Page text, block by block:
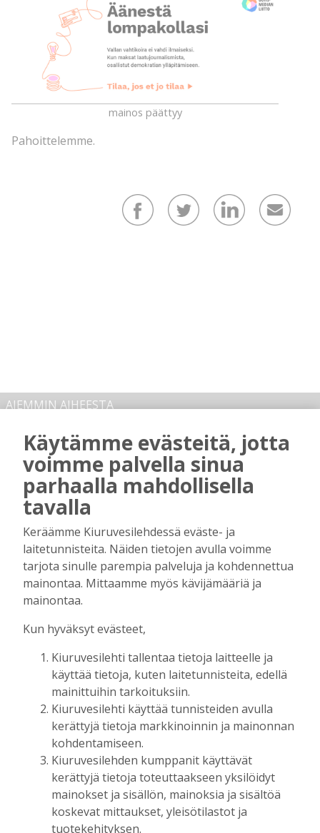
mainos päättyy
Pahoittelemme.
AIEMMIN AIHEESTA
Biokaasu, Hingunniemi, tiet,
rahoitusasiat, työllisyys, lääkäripula… –
ministeri Sari Essayahin kanssa piisasi
keskustelunaiheita
Tilaajille
OP Kaskimaan vakavaraisuus vahvistui –
korkotason muutos heijastui alkuvuoden
tulokseen
villitystäkin on havaittavissa, sanoo
syntymäpäiväsankari oppineensa myös
hölläämään vauhtia
Tilaajille
Aku Laatikainen 5.8.2026 09:00
Vaikuttaako afrikkalainen sikarutto
Kiuruvedellä? “Onhan sitä osannut
odottaa”, toteaa luomusikalan yrittäjä
Tilaajille
Hanna Soini 4.8.2026 18:00
Käytämme evästeitä, jotta
voimme palvella sinua
parhaalla mahdollisella
tavalla
Keräämme Kiuruvesilehdessä eväste- ja
laitetunnisteita. Näiden tietojen avulla voimme
tarjota sinulle parempia palveluja ja kohdennettua
mainontaa. Mittaamme myös kävijämääriä ja
mainontaa.
Kun hyväksyt evästeet,
Kiuruvesilehti tallentaa tietoja laitteelle ja
käyttää tietoja, kuten laitetunnisteita, edellä
mainittuihin tarkoituksiin.
Kiuruvesilehti käyttää tunnisteiden avulla
kerättyjä tietoja markkinoinnin ja mainonnan
kohdentamiseen.
Kiuruvesilehden kumppanit käyttävät
kerättyjä tietoja toteuttaakseen yksilöidyt
mainokset ja sisällön, mainoksia ja sisältöä
koskevat mittaukset, yleisötilastot ja
tuotekehityksen.